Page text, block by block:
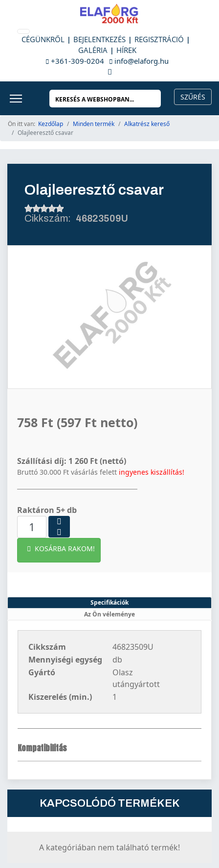
CÉGÜNKRŐL BEJELENTKEZÉS
REGISZTRÁCIÓ
GALÉRIA
HÍREK
+361-309-0204
info@elaforg.hu
Ön itt van: Kezdőlap Minden termék
Alkatrész kereső
Olajleeresztő csavar
Olajleeresztő csavar
46823509U
758 Ft (597 Ft netto)
Szállítási díj: 1 260 Ft (nettó)
Bruttó 30.000 Ft vásárlás felett ingyenes kiszállítás!
Raktáron 5+ db
KOSÁRBA RAKOM!
Specifikációk
Az Ön véleménye
Cikkszám
46823509U
Mennyiségi egység
db
Gyártó
Olasz
utángyártott
Kiszerelés (min.)
1
Kompatibilitás
KAPCSOLÓDÓ TERMÉKEK
A kategóriában nem található termék!